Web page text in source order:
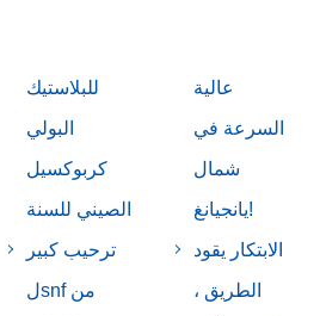
للبلاستيك
البولي
كربوكسيل
الصيني للسنة
ترحيب كبير
لsnf من
عالية
السرعة في
شمال
يانجيانغ!
الابتكار يقود
الطريق ،